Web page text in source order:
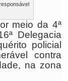
meio da 4ª
Delegacia
policial
contra
na zona